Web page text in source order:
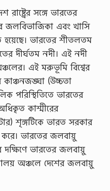
সঙ্গে ভারতের
জলবিভাজিকা এবং খাসি
হয়েছে। ভারতের শীতলতম
দীর্ঘতম নদী। এই নদী
এই মরুভূমি বিশ্বের
কাঞ্চনজঙ্ঘা (উচ্চতা
পরিস্থিতিতে ভারতের
কাশ্মীরের
শৃঙ্গটিকে ভারত সরকার
করে। ভারতের জলবায়ু
দক্ষিণে ভারতের জলবায়ু
অঞ্চলে দেশের জলবায়ু